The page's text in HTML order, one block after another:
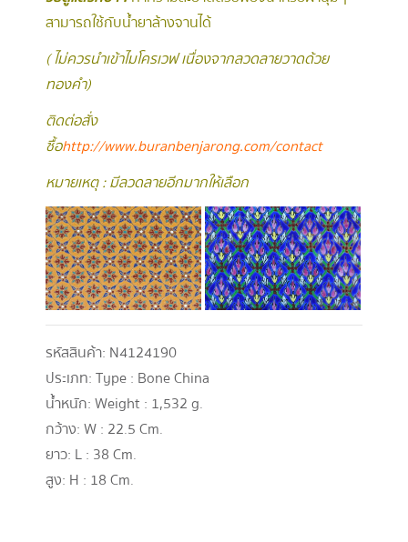
สามารถใช้กับน้ำยาล้างจานได้
( ไม่ควรนำเข้าไมโครเวฟ เนื่องจากลวดลายวาดด้วย
ทองคำ )
ติดต่อสั่ง
ซื้อhttp://www.buranbenjarong.com/contact
หมายเหตุ : มีลวดลายอีกมากให้เลือก
รหัสสินค้า: N4124190
ประเภท:Type : Bone China
น้ำหนัก:Weight : 1,532 g.
กว้าง:W : 22.5 Cm.
ยาว: L : 38 Cm.
สูง: H : 18 Cm.